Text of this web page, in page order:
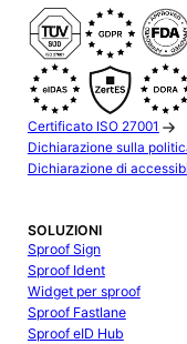
Certificato ISO 27001
Dichiarazione sulla
Dichiarazione di
SOLUZIONI
Sproof Sign
Sproof Ident
Widget per sproof
Sproof Fastlane
Sproof eID Hub